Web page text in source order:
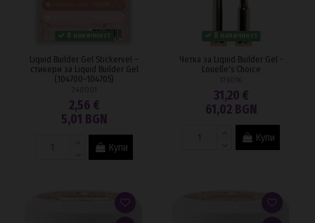
Liquid Builder Gel Stickervel –
стикери за Liquid Builder Gel
(104700–104705)
2,56 €
5,01 BGN
Купи
Четка за Liquid Builder Gel -
Louelle's Choice
31,20 €
61,02 BGN
Купи